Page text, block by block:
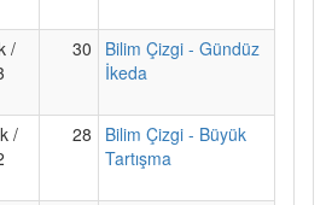
/
30
Bilim Çizgi - Gündüz
İkeda
/
28
Bilim Çizgi - Büyük
Tartışma